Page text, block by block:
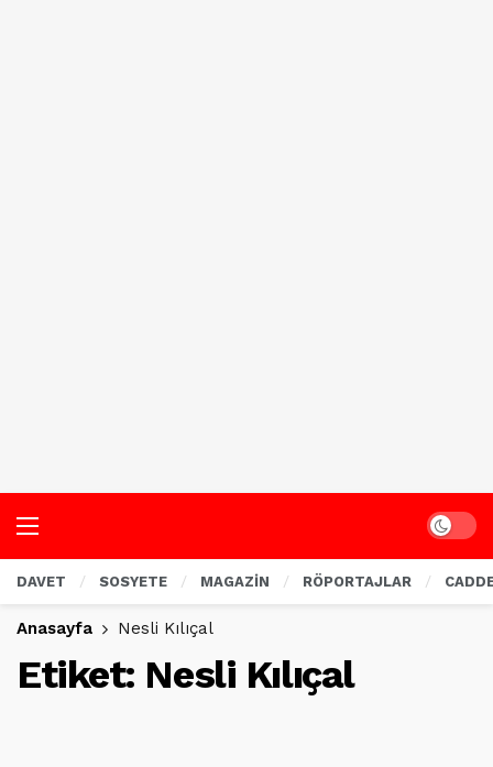
Dark
DAVET SOSYETE MAGAZİN RÖPORTAJLAR
Anasayfa Nesli Kılıçal
Etiket: Nesli Kılıçal